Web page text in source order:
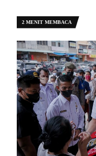
2 MENIT MEMBACA